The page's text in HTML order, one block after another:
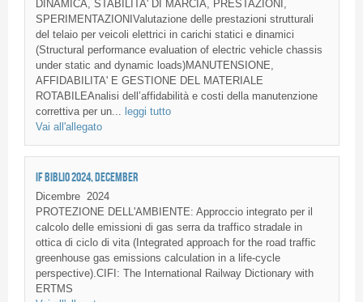
DINAMICA, STABILITA' DI MARCIA, PRESTAZIONI,
SPERIMENTAZIONIValutazione delle prestazioni strutturali
del telaio per veicoli elettrici in carichi statici e dinamici
(Structural performance evaluation of electric vehicle chassis
under static and dynamic loads)MANUTENSIONE,
AFFIDABILITA' E GESTIONE DEL MATERIALE
ROTABILEAnalisi dell’affidabilità e costi della manutenzione
correttiva per un... leggi tutto
Vai all'allegato
IF BIBLIO 2024, DECEMBER
Dicembre
2024
PROTEZIONE DELL'AMBIENTE: Approccio integrato per il
calcolo delle emissioni di gas serra da traffico stradale in
ottica di ciclo di vita (Integrated approach for the road traffic
greenhouse gas emissions calculation in a life-cycle
perspective).CIFI: The International Railway Dictionary with
ERTMS